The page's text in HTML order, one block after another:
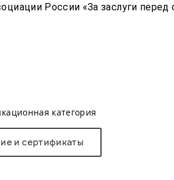
России «За заслуги перед
категория
и сертификаты